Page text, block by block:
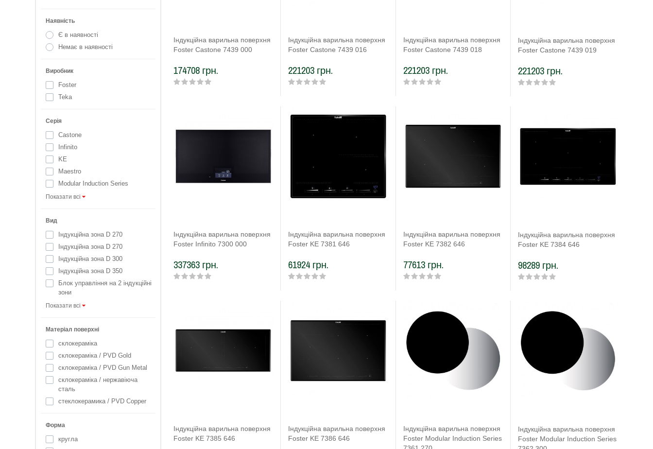
Наявність
Є в наявності
Немає в наявності
Виробник
Foster
Teka
Серія
Castone
Infinito
KE
Maestro
Modular Induction Series
Показати всі
Вид
Індукційна зона D 270
Індукційна зона D 270
Індукційна зона D 300
Індукційна зона D 350
Блок управління на 2 індукційні
зони
Показати всі
Матеріал поверхні
склокераміка
склокераміка / PVD Gold
склокераміка / PVD Gun Metal
склокераміка / нержавіюча
сталь
стеклокерамика / PVD Copper
Форма
кругла
Індукційна варильна поверхня
Foster Castone 7439 000
174708 грн.
Індукційна варильна поверхня
Foster Castone 7439 016
221203 грн.
Індукційна варильна поверхня
Foster Castone 7439 018
221203 грн.
Індукційна варильна поверхня
Foster Castone 7439 019
221203 грн.
Індукційна варильна поверхня
Foster Infinito 7300 000
337363 грн.
Індукційна варильна поверхня
Foster KE 7381 646
61924 грн.
Індукційна варильна поверхня
Foster KE 7382 646
77613 грн.
Індукційна варильна поверхня
Foster KE 7384 646
98289 грн.
Індукційна варильна поверхня
Foster KE 7385 646
Індукційна варильна поверхня
Foster KE 7386 646
Індукційна варильна поверхня
Foster Modular Induction Series
Індукційна варильна поверхня
Foster Modular Induction Series